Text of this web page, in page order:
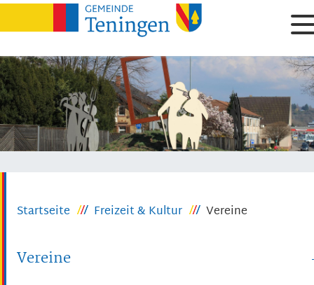
Startseite Freizeit & Kultur Vereine
Vereine